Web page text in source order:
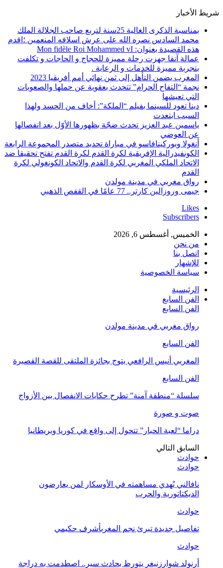
شريط الأخبار
بمناسبة الذكرى الغالية 25سنة لتربع صاحب الجلالة الملك
محمد السادس نصره الله على عرش اسلافه المنعمين ؛اقدم
هذه القصيدة بعنوان: Mon fidèle Roi Mohammed vI
عمالة آنفا جهزت رحلة مميزة للحجاج و الحاجات و تكلفت
بتجربة مميزة للخدمات و الرعاية .
المغرب يضمن التأهل إلى ثمن نهائي أمم أفريقيا 2023
نجمة “التفاح الحرام” تتحدث بعقوية عن حملها والصعوبات
التي تعيشها
دينا تعود للسينما بفيلم “الملكة”: أخاف من الحسد ولهذا
السبب ابتعدت
ياسمين عبد العزيز تحدث ضجّة بظهورها الأوّل بعد انفصالها
عن العوضي
أنغولا وبوركينافاسو في مباراة تحديد متصدر المجموعة الرابعة
الكونفيدرالية الإفريقية لكرة القدم لكرة القدم تفتح تحقيقا ضد
الاتحاد الملكي المغربي لكرة القدم والاتحاد الكونغولي لكرة
القدم
رواق مغربي في مدينة مولدن
جيمى وروزالين كارتر.. 77 عامًا في القفص الذهبي
Likes
Subscribers
الخميس, أغسطس 6, 2026
من نحن
اتصل بنا
للإشهار
سياسة الخصوصية
الرئيسية
الفن السابع
الفن السابع
رواق مغربي في مدينة مولدن
الفن السابع
المغربي أنيس الرافعي يتوج بجائزة الملتقى للقصة القصيرة
الفن السابع
سلسلة “منطقة آمنة” تطرح حكايات الانفصال بين الأزواج
صوت و صورة
دراما “لعبة الحبار” تتحول إلى واقع في كوريا وبريطانيا
السابق التالي
حوادث
حوادث
نافالني يُهدي مساهمته في الأوسكار لمن يعارضون
الديكتاتورية والحرب
حوادث
تفاصيل جديدة تبرئ نجم المغربأشرف حكيمي
حوادث
أرنولد شوارزنيغر يتورط بحادث سير.. اصطدمت به دراجة